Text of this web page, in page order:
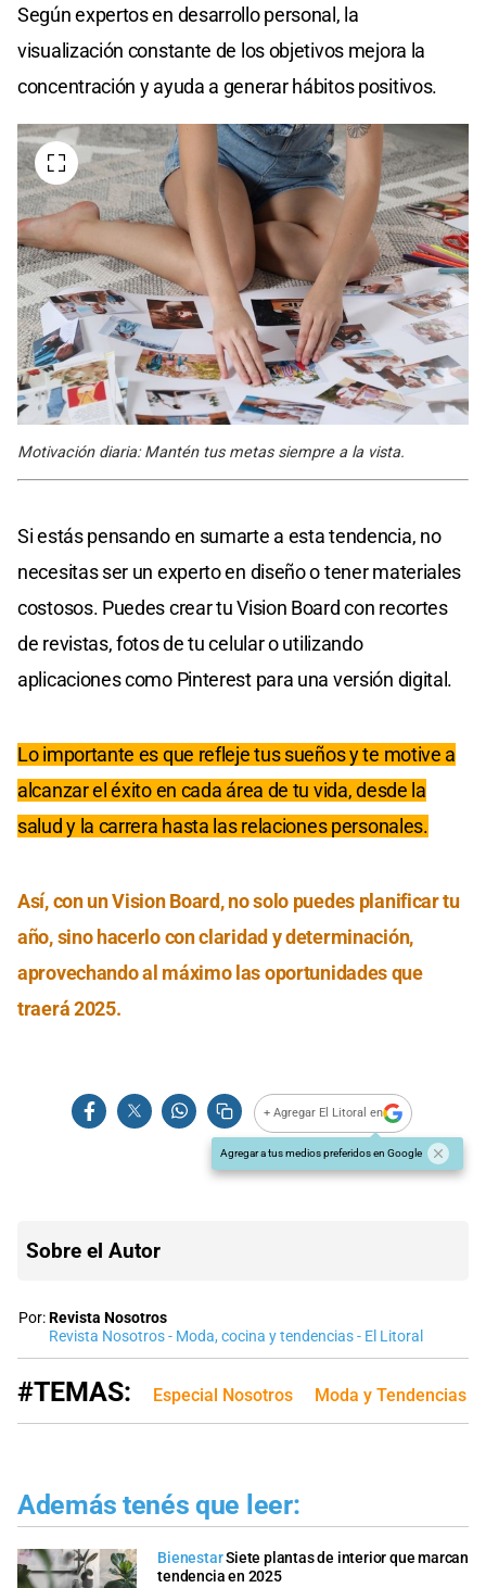
Según expertos en desarrollo personal, la
visualización constante de los objetivos mejora la
concentración y ayuda a generar hábitos positivos.
Motivación diaria: Mantén tus metas siempre a la vista.
Si estás pensando en sumarte a esta tendencia, no
necesitas ser un experto en diseño o tener materiales
costosos. Puedes crear tu Vision Board con recortes
de revistas, fotos de tu celular o utilizando
aplicaciones como Pinterest para una versión digital.
Lo importante es que refleje tus sueños y te motive a
alcanzar el éxito en cada área de tu vida, desde la
salud y la carrera hasta las relaciones personales.
Así, con un Vision Board, no solo puedes planificar tu
año, sino hacerlo con claridad y determinación,
aprovechando al máximo las oportunidades que
traerá 2025.
+ Agregar El Litoral en
Agregar a tus medios preferidos en Google
Sobre el Autor
Por:Revista Nosotros
Revista Nosotros - Moda, cocina y tendencias - El Litoral
#TEMAS: Especial Nosotros Moda y Tendencias
Además tenés que leer:
BienestarSiete plantas de interior que marcan
tendencia en 2025